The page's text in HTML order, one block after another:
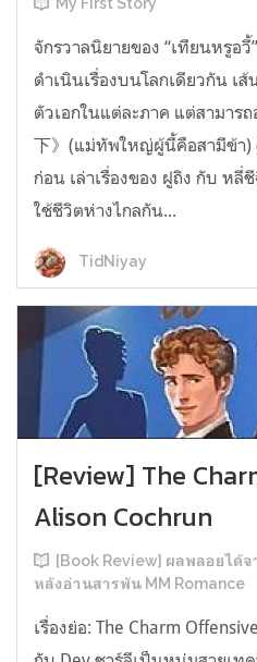
จักรวาลนิยายของ “เทียนหรูอวี้
ดำเนินเรื่องบนโลกเดียวกัน เ
ตัวเอกในแต่ละภาค แต่สามาร
下》(แม่ทัพใหญ่ผู้นี้คือสามีข้า)
ก่อน เล่าเรื่องของ ฝูถิง กับ ห
ใช้ชีวิตห่างไกลกัน...
TidNiyay
[Review] The
Alison Cochrun
[Book Review] ผลพลอยได้
หลังอ่านสารพัน MM Romance
เรื่องย่อ: The Charm